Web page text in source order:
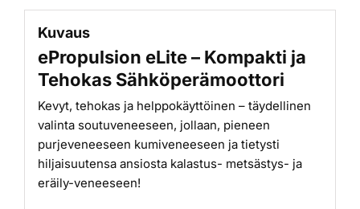
Kuvaus
ePropulsion eLite – Kompakti ja
Tehokas Sähköperämoottori
Kevyt, tehokas ja helppokäyttöinen – täydellinen
valinta soutuveneeseen, jollaan, pieneen
purjeveneeseen kumiveneeseen ja tietysti
hiljaisuutensa ansiosta kalastus- metsästys- ja
eräily-veneeseen!